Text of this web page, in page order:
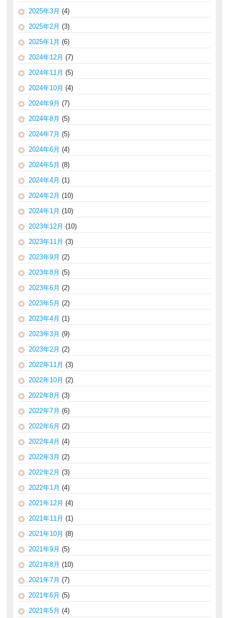
2025年3月 (4)
2025年2月 (3)
2025年1月 (6)
2024年12月 (7)
2024年11月 (5)
2024年10月 (4)
2024年9月 (7)
2024年8月 (5)
2024年7月 (5)
2024年6月 (4)
2024年5月 (8)
2024年4月 (1)
2024年2月 (10)
2024年1月 (10)
2023年12月 (10)
2023年11月 (3)
2023年9月 (2)
2023年8月 (5)
2023年6月 (2)
2023年5月 (2)
2023年4月 (1)
2023年3月 (9)
2023年2月 (2)
2022年11月 (3)
2022年10月 (2)
2022年8月 (3)
2022年7月 (6)
2022年6月 (2)
2022年4月 (4)
2022年3月 (2)
2022年2月 (3)
2022年1月 (4)
2021年12月 (4)
2021年11月 (1)
2021年10月 (8)
2021年9月 (5)
2021年8月 (10)
2021年7月 (7)
2021年6月 (5)
2021年5月 (4)